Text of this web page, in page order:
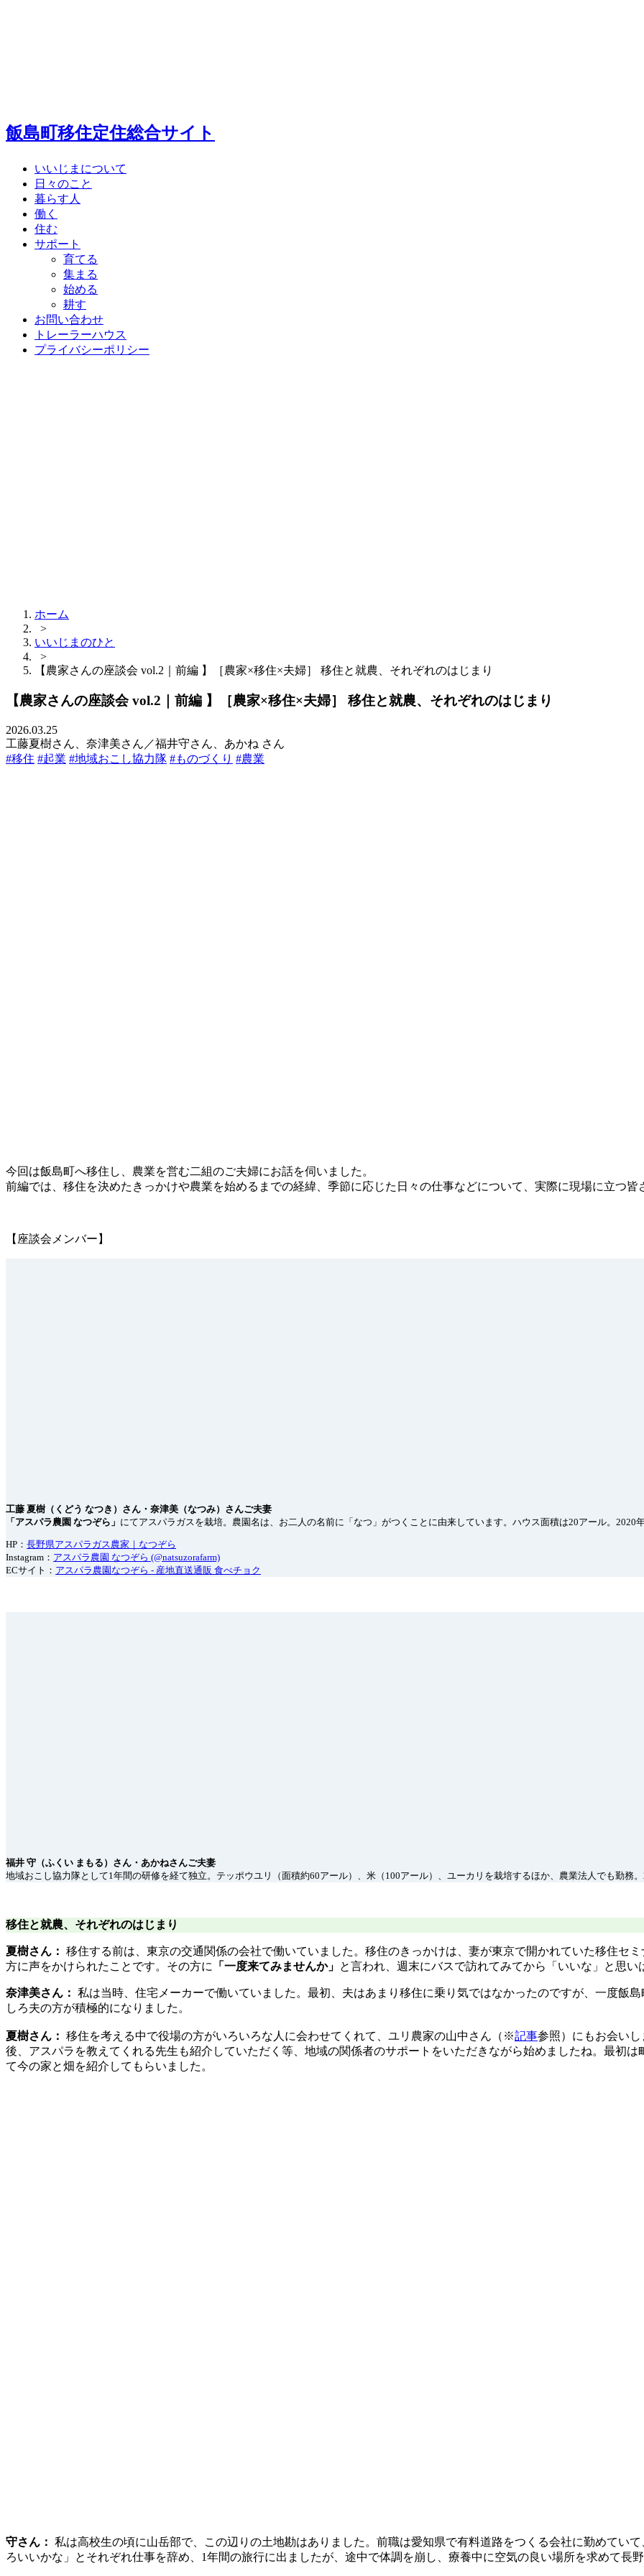
飯島町移住定住総合サイト
いいじまについて
日々のこと
暮らす人
働く
住む
サポート
育てる
集まる
始める
耕す
お問い合わせ
トレーラーハウス
プライバシーポリシー
ホーム
>
いいじまのひと
>
【農家さんの座談会 vol.2｜前編 】［農家×移住×夫婦］ 移住と就農、それぞれのはじまり
【農家さんの座談会 vol.2｜前編 】［農家×移住×夫婦］ 移住と就農、それぞれのはじまり
2026.03.25
工藤夏樹さん、奈津美さん／福井守さん、あかね さん
#移住 #起業 #地域おこし協力隊 #ものづくり #農業
今回は飯島町へ移住し、農業を営む二組のご夫婦にお話を伺いました。
前編では、移住を決めたきっかけや農業を始めるまでの経緯、季節に応じた日々の仕事などについて、実際に現場に立つ皆
【座談会メンバー】
工藤 夏樹（くどう なつき）さん・奈津美（なつみ）さんご夫妻
「アスパラ農園 なつぞら」 にてアスパラガスを栽培。農園名は、お二人の名前に「なつ」がつくことに由来しています。ハウス面積は20アール。2020
HP： 長野県アスパラガス農家｜なつぞら
Instagram： アスパラ農園 なつぞら (@natsuzorafarm)
ECサイト： アスパラ農園なつぞら - 産地直送通販 食べチョク
福井 守（ふくい まもる）さん・あかねさんご夫妻
地域おこし協力隊として1年間の研修を経て独立。テッポウユリ（面積約60アール）、米（100アール）、ユーカリを栽培するほか、農業法人でも勤務。
移住と就農、それぞれのはじまり
夏樹さん： 移住する前は、東京の交通関係の会社で働いていました。移住のきっかけは、妻が東京で開かれていた移住セ
方に声をかけられたことです。その方に
「一度来てみませんか」 と言われ、週末にバスで訪れてみてから「いいな」と思い
奈津美さん： 私は当時、住宅メーカーで働いていました。最初、夫はあまり移住に乗り気ではなかったのですが、一度飯
しろ夫の方が積極的になりました。
夏樹さん： 移住を考える中で役場の方がいろいろな人に会わせてくれて、ユリ農家の山中さん（※記事参照）にもお会いし
後、アスパラを教えてくれる先生も紹介していただく等、地域の関係者のサポートをいただきながら始めましたね。最初
て今の家と畑を紹介してもらいました。
守さん： 私は高校生の頃に山岳部で、この辺りの土地勘はありました。前職は愛知県で有料道路をつくる会社に勤めてい
ろいいかな」とそれぞれ仕事を辞め、1年間の旅行に出ましたが、途中で体調を崩し、療養中に空気の良い場所を求めて長野